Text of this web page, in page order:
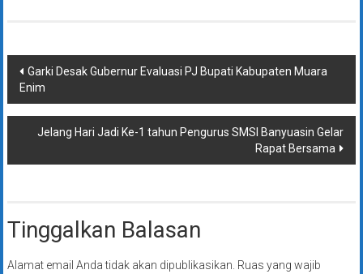
Navigasi
pos
Garki Desak Gubernur Evaluasi PJ Bupati Kabupaten Muara
Enim
Jelang Hari Jadi Ke-1 tahun Pengurus SMSI Banyuasin Gelar
Rapat Bersama
Tinggalkan Balasan
Alamat email Anda tidak akan dipublikasikan. Ruas yang wajib